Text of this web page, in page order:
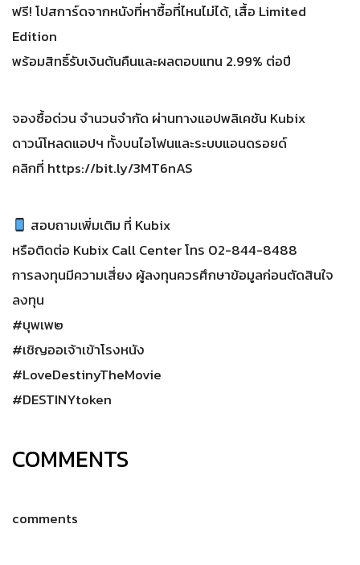
ฟรี! โปสการ์ดจากหนังที่หาซื้อที่ไหนไม่ได้, เสื้อ Limited
Edition
พร้อมสิทธิ์รับเงินต้นคืนและผลตอบแทน 2.99% ต่อปี
จองซื้อด่วน จำนวนจำกัด ผ่านทางแอปพลิเคชัน Kubix
ดาวน์โหลดแอปฯ ทั้งบนไอโฟนและระบบแอนดรอยด์
คลิกที่ https://bit.ly/3MT6nAS
สอบถามเพิ่มเติม ที่ Kubix
หรือติดต่อ Kubix Call Center โทร 02-844-8488
การลงทุนมีความเสี่ยง ผู้ลงทุนควรศึกษาข้อมูลก่อนตัดสินใจ
ลงทุน
#บุพเพ๒
#เชิญออเจ้าเข้าโรงหนัง
#LoveDestinyTheMovie
#DESTINYtoken
COMMENTS
comments